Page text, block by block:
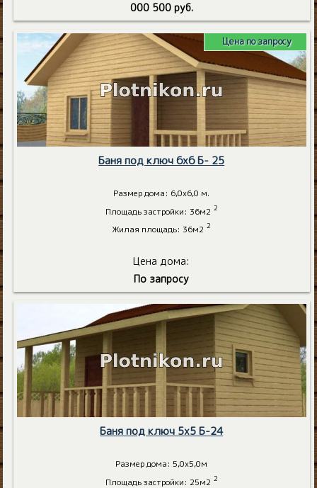
000 500 руб.
Цена по запросу
Баня под ключ 6х6 Б- 25
Размер дома: 6,0х6,0 м.
Площадь застройки: 36м2 2
Жилая площадь: 36м2 2
Цена дома:
По запросу
Баня под ключ 5х5 Б-24
Размер дома: 5,0х5,0м
Площадь застройки: 25м2 2